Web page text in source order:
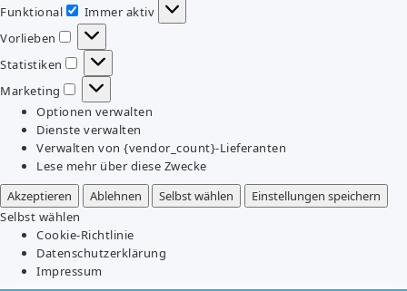
Funktional
Funktional
Immer aktiv
Vorlieben
Vorlieben
Statistiken
Statistiken
Marketing
Marketing
Optionen verwalten
Dienste verwalten
Verwalten von {vendor_count}-Lieferanten
Lese mehr über diese Zwecke
Akzeptieren
Ablehnen Selbst wählen
Einstellungen speichern
Selbst wählen
Cookie-Richtlinie
Datenschutzerklärung
Impressum